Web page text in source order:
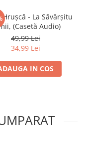
Hrușcă - La Săvârșitu
(Casetă Audio)
49,99 Lei
34,99 Lei
IN COS